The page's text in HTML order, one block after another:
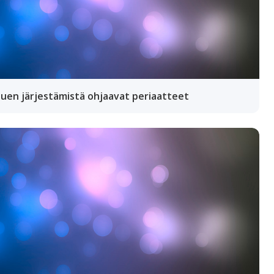
järjestämistä ohjaavat periaatteet